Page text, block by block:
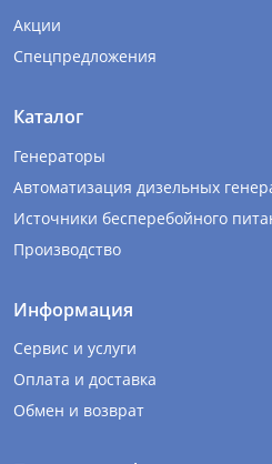
Акции
Спецпредложения
Каталог
Генераторы
Автоматизация дизельных
Источники бесперебойного
Производство
Информация
Сервис и услуги
Оплата и доставка
Обмен и возврат